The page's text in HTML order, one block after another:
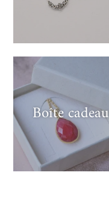
Boîte cadeau